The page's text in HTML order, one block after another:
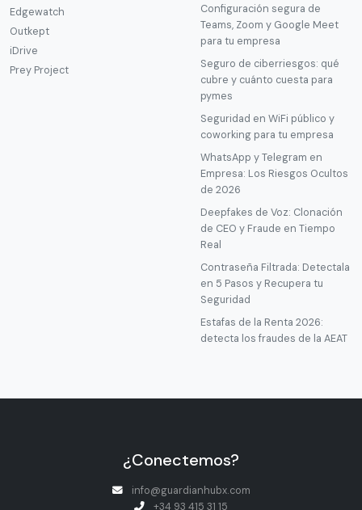
Edgewatch
Outkept
iDrive
Prey Project
Configuración segura de
Teams, Zoom y Google Meet
para tu empresa
Seguro de ciberriesgos: qué
cubre y cuánto cuesta para
pymes
Seguridad en WiFi público y
coworking para tu empresa
WhatsApp y Telegram en
Empresa: Los Riesgos Ocultos
de 2026
Deepfakes de Voz: Clonación
de CEO y Fraude en Tiempo
Real
Contraseña Filtrada: Detectala
en 5 Pasos y Recupera tu
Seguridad
Estafas de la Renta 2026:
detecta los fraudes de la AEAT
¿Conectemos?
info@guardianhubx.com
+34 93 415 31 15